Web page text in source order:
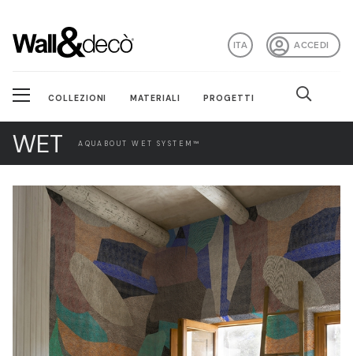
ACCEDI
ITA
COLLEZIONI MATERIALI PROGETTI
WET AQUABOUT WET SYSTEM™